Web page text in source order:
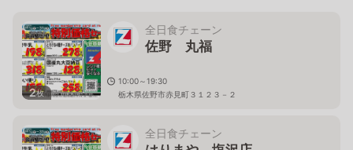
2枚
全日食チェーン
佐野 丸福
10:00～19:30
栃木県佐野市赤見町３１２３－２
全日食チェーン